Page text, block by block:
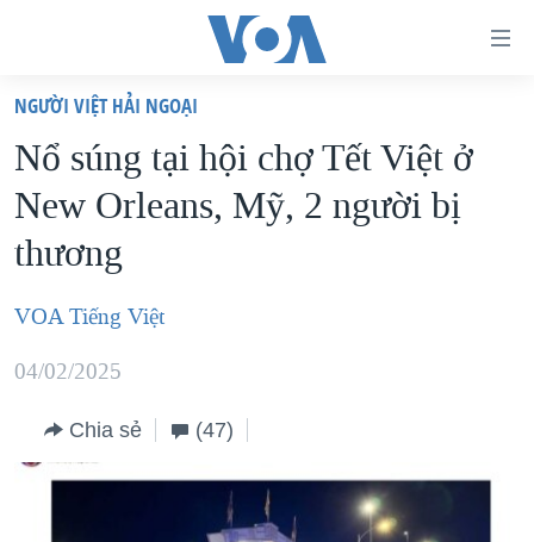
truy
cập
Tới
nội
chính
điều
hướng
chính
VIỆT NAM
HOA KỲ
BIỂN ĐÔNG
THẾ GIỚI
DIỄN ĐÀN
MỤC
CHUYÊN ĐỀ
CHIẾN TRANH THƯƠNG MẠI CỦA MỸ: QUÁ KHỨ VÀ HIỆN
NGƯỜI VIỆT HẢI NGOẠI
Nổ súng tại hội chợ Tết Việt ở
New Orleans, Mỹ, 2 người bị
thương
VOA Tiếng Việt
04/02/2025
Chia sẻ (47)